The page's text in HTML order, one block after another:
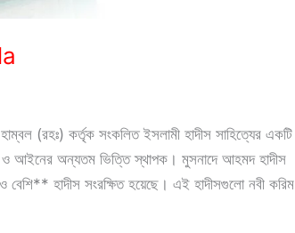
(রহঃ) কর্তৃক সংকলিত ইসলামী হাদীস সাহিত্যের একটি
ও আইনের অন্যতম ভিত্তি স্থাপক। মুসনাদে আহমদ হাদীস
হাদীস সংরক্ষিত হয়েছে। এই হাদীসগুলো নবী করিম